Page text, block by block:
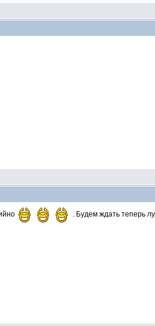
. Будем ждать теперь